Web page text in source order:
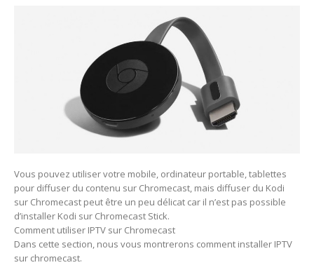
Vous pouvez utiliser votre mobile, ordinateur portable, tablettes
pour diffuser du contenu sur Chromecast, mais diffuser du Kodi
sur Chromecast peut être un peu délicat car il n’est pas possible
d’installer Kodi sur Chromecast Stick.
Comment utiliser IPTV sur Chromecast
Dans cette section, nous vous montrerons comment installer IPTV
sur chromecast.